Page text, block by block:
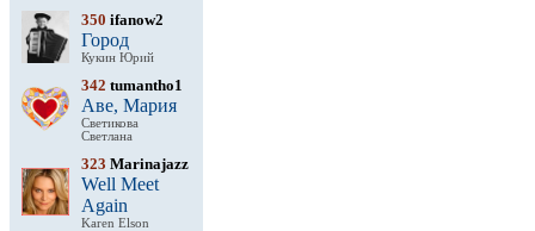
350 ifanow2
Город
Кукин Юрий
342 tumantho1
Аве, Мария
Светикова
Светлана
323 Marinajazz
Well Meet
Again
Karen Elson